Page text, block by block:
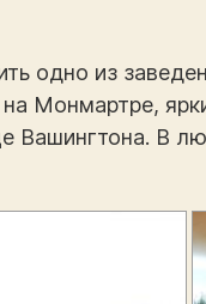
одно из
Монмартре,
Вашингтона. В